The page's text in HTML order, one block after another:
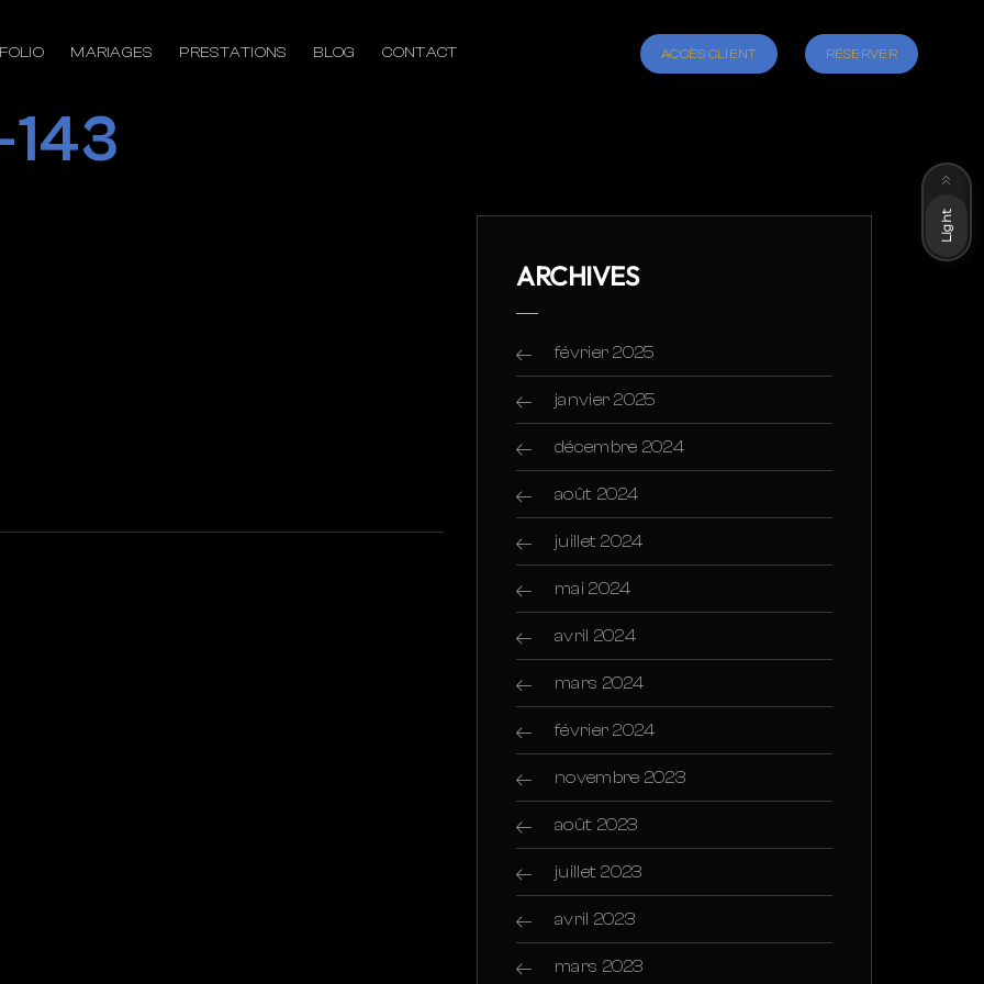
MARIAGES PRESTATIONS BLOG CONTACT ACCÈS CLIENT RÉSERVER
ARCHIVES
février 2025
janvier 2025
décembre 2024
août 2024
juillet 2024
mai 2024
avril 2024
mars 2024
février 2024
novembre 2023
août 2023
juillet 2023
avril 2023
mars 2023
Light
Dark